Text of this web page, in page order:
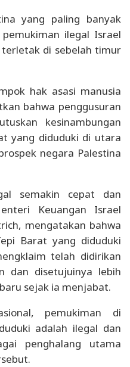
yang paling banyak
ilegal Israel
di sebelah timur
hak asasi manusia
bahwa penggusuran
kesinambungan
yang diduduki di utara
negara Palestina
semakin cepat dan
Keuangan Israel
mengatakan bahwa
Barat yang diduduki
telah didirikan
dan disetujuinya lebih
sejak ia menjabat.
pemukiman di
adalah ilegal dan
penghalang utama